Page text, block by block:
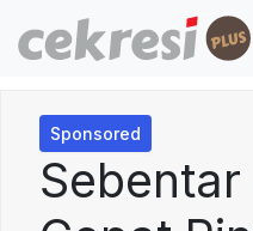
Sponsored